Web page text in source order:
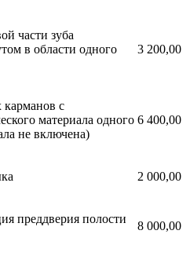
части зуба
в области одного
3 200,00
карманов с
материала одного
не включена)
6 400,00
2 000,00
преддверия полости
8 000,00